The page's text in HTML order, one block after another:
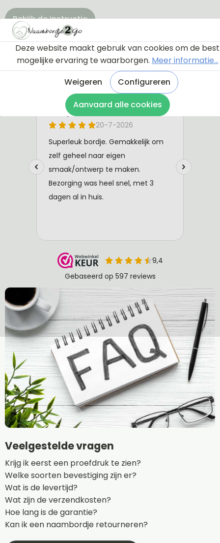
Bekijk de instructie
Veelgestelde vragen
Krijg ik eerst een proefdruk te zien?
Welke soorten bevestiging zijn er?
Wat is de levertijd?
Wat zijn de verzendkosten?
Hoe lang is de garantie?
Kan ik een naambordje retourneren?
Deze website maakt gebruik van cookies om de best
mogelijke ervaring te waarborgen. Meer informatie...
Weigeren
Configureren
Aanvaard alle cookies